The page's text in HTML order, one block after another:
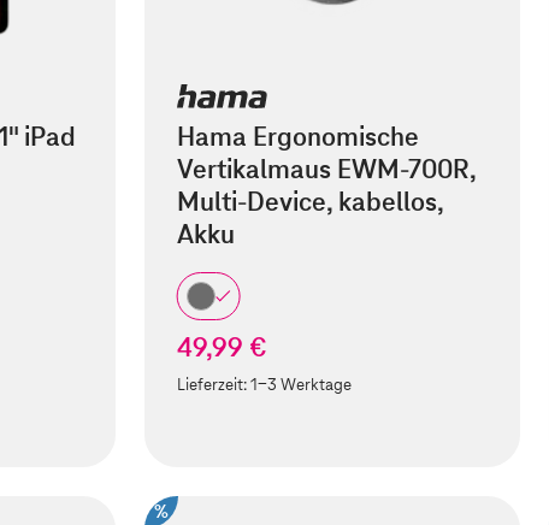
iPad
Hama Ergonomische
Vertikalmaus EWM-700R,
Multi-Device, kabellos,
Akku
49,99 €
Lieferzeit:1-3 Werktage
%